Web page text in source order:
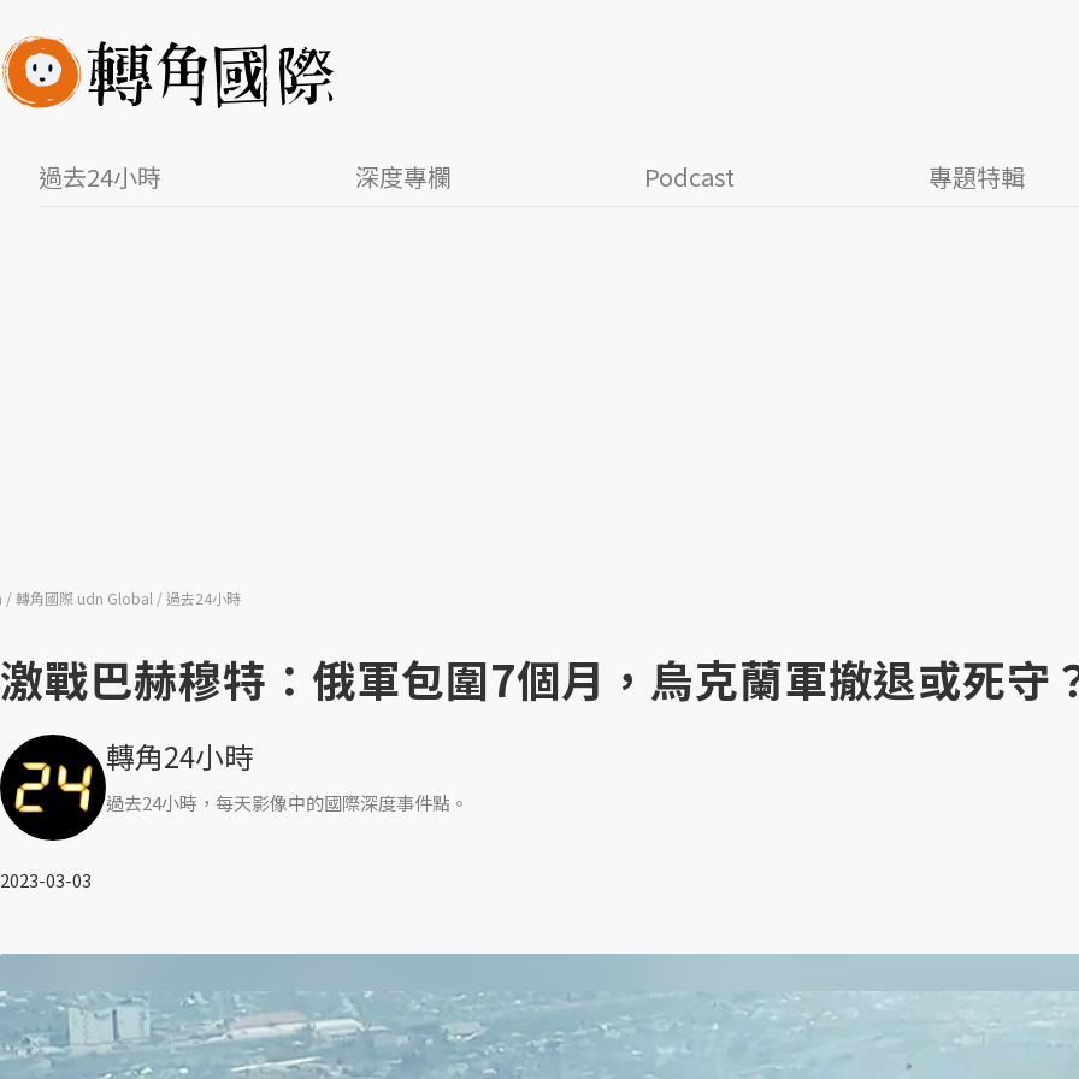
過去24小時 深度專欄 Podcast 專題特輯
轉角國際 udn Global 過去24小時
激戰巴赫穆特：俄軍包圍7個月，烏克蘭軍撤退或死守
轉角24小時
過去24小時，每天影像中的國際深度事件點。
2023-03-03